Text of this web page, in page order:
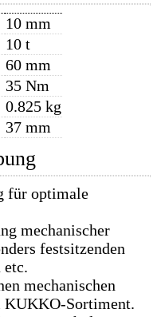
10 mm
10 t
60 mm
35 Nm
0.825 kg
37 mm
für optimale
mechanischer
festsitzenden
etc.
mechanischen
KUKKO-Sortiment.